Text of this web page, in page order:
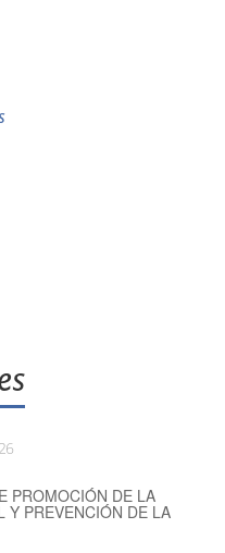
PROMOCIÓN DE LA
Y PREVENCIÓN DE LA